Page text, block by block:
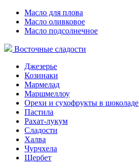
Масло для плова
Масло оливковое
Масло подсолнечное
Восточные сладости
Джезерье
Козинаки
Мармелад
Маршмеллоу
Орехи и сухофрукты в шоколаде
Пастила
Рахат-лукум
Сладости
Халва
Чурчхела
Щербет